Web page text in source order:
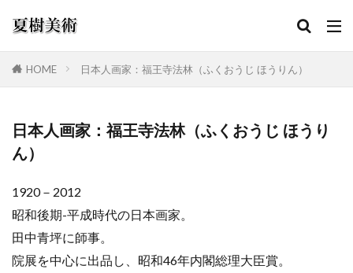
HOME 日本人画家：福王寺法林（ふくおうじ ほうりん）
日本人画家：福王寺法林（ふくおうじ ほうり
ん）
1920－2012
昭和後期-平成時代の日本画家。
田中青坪に師事。
院展を中心に出品し、昭和46年内閣総理大臣賞。
カテゴリー